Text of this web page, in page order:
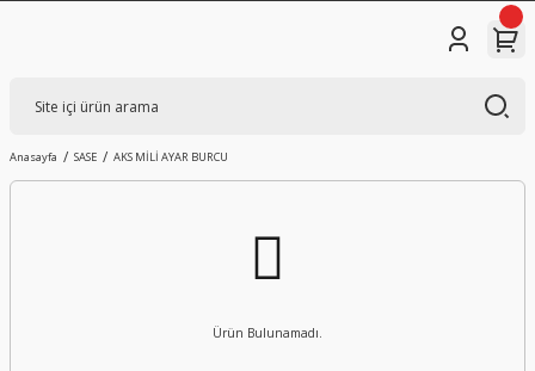
Anasayfa SASE AKS MİLİ AYAR BURCU
Ürün Bulunamadı.